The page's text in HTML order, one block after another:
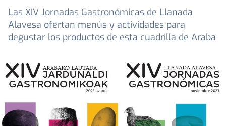
Las XIV Jornadas Gastronómicas de Llanada
Alavesa ofertan menús y actividades para
degustar los productos de esta cuadrilla de Araba